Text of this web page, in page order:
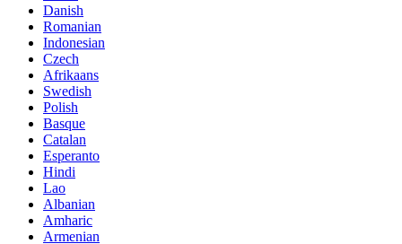
Danish
Romanian
Indonesian
Czech
Afrikaans
Swedish
Polish
Basque
Catalan
Esperanto
Hindi
Lao
Albanian
Amharic
Armenian